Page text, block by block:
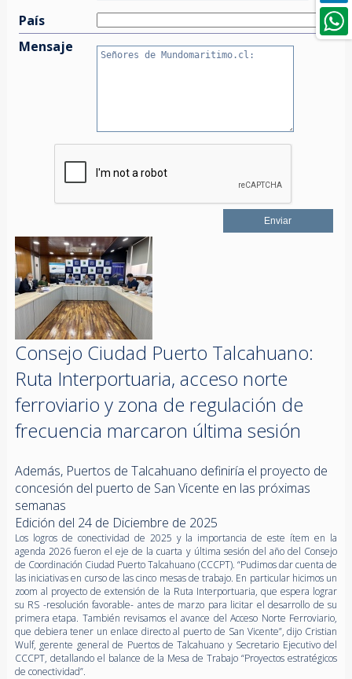
País
Mensaje
Consejo Ciudad Puerto Talcahuano:
Ruta Interportuaria, acceso norte
ferroviario y zona de regulación de
frecuencia marcaron última sesión
Además, Puertos de Talcahuano definiría el proyecto de
concesión del puerto de San Vicente en las próximas
semanas
Edición del 24 de Diciembre de 2025
Los logros de conectividad de 2025 y la importancia de este ítem en la
agenda 2026 fueron el eje de la cuarta y última sesión del año del Consejo
de Coordinación Ciudad Puerto Talcahuano (CCCPT). “Pudimos dar cuenta de
las iniciativas en curso de las cinco mesas de trabajo. En particular hicimos un
zoom al proyecto de extensión de la Ruta Interportuaria, que espera lograr
su RS -resolución favorable- antes de marzo para licitar el desarrollo de su
primera etapa. También revisamos el avance del Acceso Norte Ferroviario,
que debiera tener un enlace directo al puerto de San Vicente”, dijo Cristian
Wulf, gerente general de Puertos de Talcahuano y Secretario Ejecutivo del
CCCPT, detallando el balance de la Mesa de Trabajo “Proyectos estratégicos
de conectividad”.